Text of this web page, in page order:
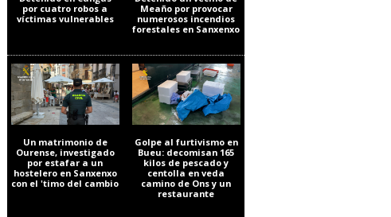
por cuatro robos a
víctimas vulnerables
Meaño por provocar
numerosos incendios
forestales en Sanxenxo
Un matrimonio de
Ourense, investigado
por estafar a un
hostelero en Sanxenxo
con el 'timo del cambio
Golpe al furtivismo en
Bueu: decomisan 165
kilos de pescado y
centolla en veda
camino de Ons y un
restaurante